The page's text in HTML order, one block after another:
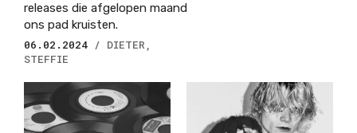
releases die afgelopen maand
ons pad kruisten.
06.02.2024 / DIETER,
STEFFIE